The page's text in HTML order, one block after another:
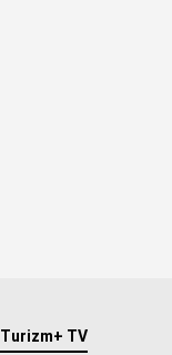
Turizm+ TV